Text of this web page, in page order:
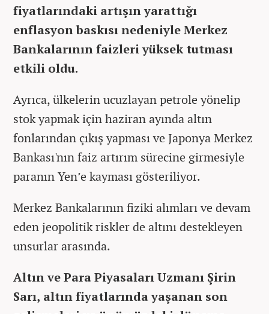
fiyatlarındaki artışın yarattığı
enflasyon baskısı nedeniyle Merkez
Bankalarının faizleri yüksek tutması
etkili oldu.
Ayrıca, ülkelerin ucuzlayan petrole yönelip
stok yapmak için haziran ayında altın
fonlarından çıkış yapması ve Japonya Merkez
Bankası'nın faiz artırım sürecine girmesiyle
paranın Yen’e kayması gösteriliyor.
Merkez Bankalarının fiziki alımları ve devam
eden jeopolitik riskler de altını destekleyen
unsurlar arasında.
Altın ve Para Piyasaları Uzmanı Şirin
Sarı, altın fiyatlarında yaşanan son